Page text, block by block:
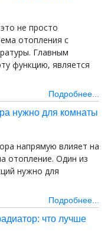
не просто
отопления с
Главным
функцию, является
Подробнее...
нужно для комнаты
напрямую влияет на
отопление. Один из
нужно для
Подробнее...
что лучше